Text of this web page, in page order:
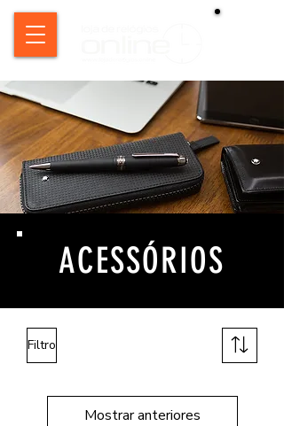
ACESSÓRIOS
Filtro
Mostrar anteriores